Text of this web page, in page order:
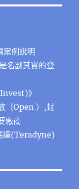
案例說明
名副其實的登
》
（Open ）,封
廠商
達(Teradyne)